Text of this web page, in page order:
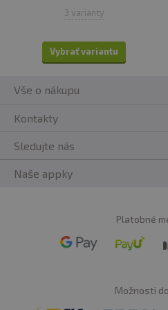
3 varianty
Vybrať variantu
Vše o nákupu
Kontakty
Sledujte nás
Naše appky
Platobné
Možnosti